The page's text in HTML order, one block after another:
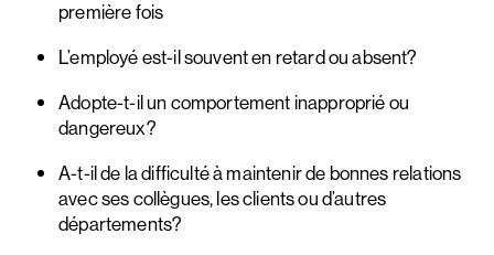
première fois
L’employé est-il souvent en retard ou absent?
Adopte-t-il un comportement inapproprié ou
dangereux?
A-t-il de la difficulté à maintenir de bonnes relations
avec ses collègues, les clients ou d’autres
départements?